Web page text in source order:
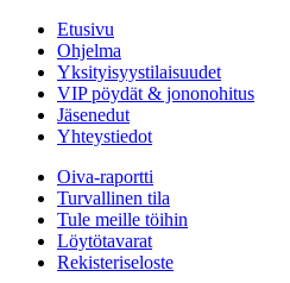
Etusivu
Ohjelma
Yksityisyystilaisuudet
VIP pöydät & jononohitus
Jäsenedut
Yhteystiedot
Oiva-raportti
Turvallinen tila
Tule meille töihin
Löytötavarat
Rekisteriseloste